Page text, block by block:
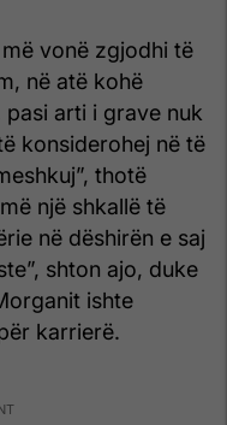
vonë zgjodhi të
në atë kohë
arti i grave nuk
konsiderohej në të
thotë
një shkallë të
në dëshirën e saj
shton ajo, duke
ishte
karrierë.